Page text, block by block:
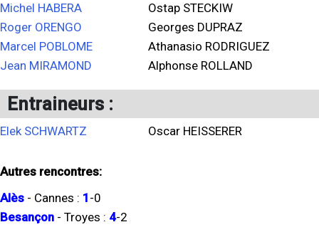
Michel HABERA
Roger ORENGO
Marcel POBLOME
Jean MIRAMOND
Ostap STECKIW
Georges DUPRAZ
Athanasio RODRIGUEZ
Alphonse ROLLAND
Entraineurs :
Elek SCHWARTZ Oscar HEISSERER
Autres rencontres:
Alès - Cannes : 1 -0
Besançon - Troyes : 4-2